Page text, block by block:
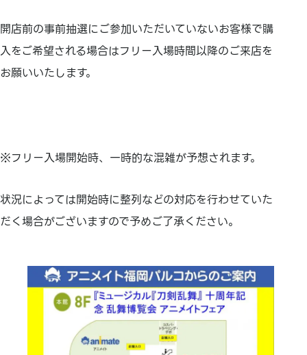
開店前の事前抽選にご参加いただいていないお客様で購
入をご希望される場合はフリー入場時間以降のご来店を
お願いいたします。
※フリー入場開始時、一時的な混雑が予想されます。
状況によっては開始時に整列などの対応を行わせていた
だく場合がございますので予めご了承ください。